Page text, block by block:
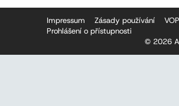
Impressum Zásady používání
VOP
Prohlášení o přístupnosti
© 2026